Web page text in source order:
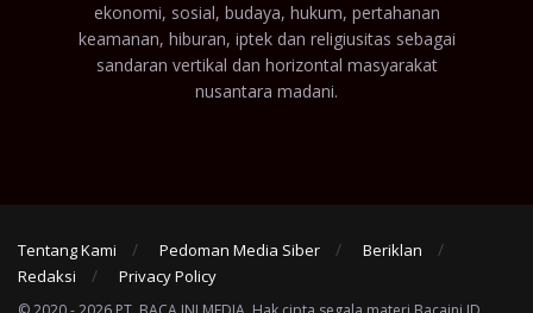
ekonomi, sosial, budaya, hukum, pertahanan
keamanan, hiburan, iptek dan religiusitas sebagai
sandaran vertikal dan horizontal masyarakat
nusantara madani.
Tentang Kami Pedoman Media Siber
Beriklan
Redaksi
Privacy Policy